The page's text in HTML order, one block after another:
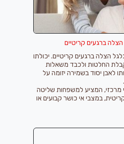
ברגעים קריטיים
הצלה ברגעים קריטיים. יכולתו
החלטות ולכבד משאלות
לאבן יסוד בשמירה יזומה על
מרכזי, המציע למשפחות שליטה
במצבי אי כושר קבועים או